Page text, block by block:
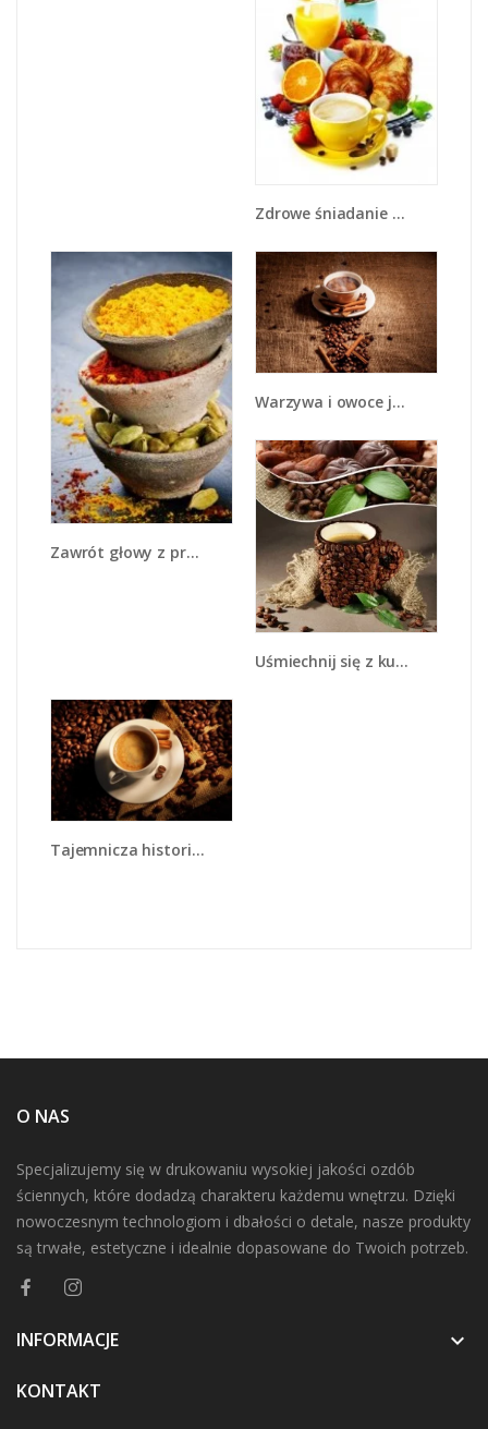
Zdrowe śniadanie dla zakochanych - JN240
Zawrót głowy z przyprawami - JN550
Warzywa i owoce jesienią - JN711
Uśmiechnij się z kubkiem kawy - JN612
Tajemnicza historia z odrobiną kawy - JN475
O NAS
Specjalizujemy się w drukowaniu wysokiej jakości ozdób
ściennych, które dodadzą charakteru każdemu wnętrzu. Dzięki
nowoczesnym technologiom i dbałości o detale, nasze produkty
są trwałe, estetyczne i idealnie dopasowane do Twoich potrzeb.
INFORMACJE 
KONTAKT